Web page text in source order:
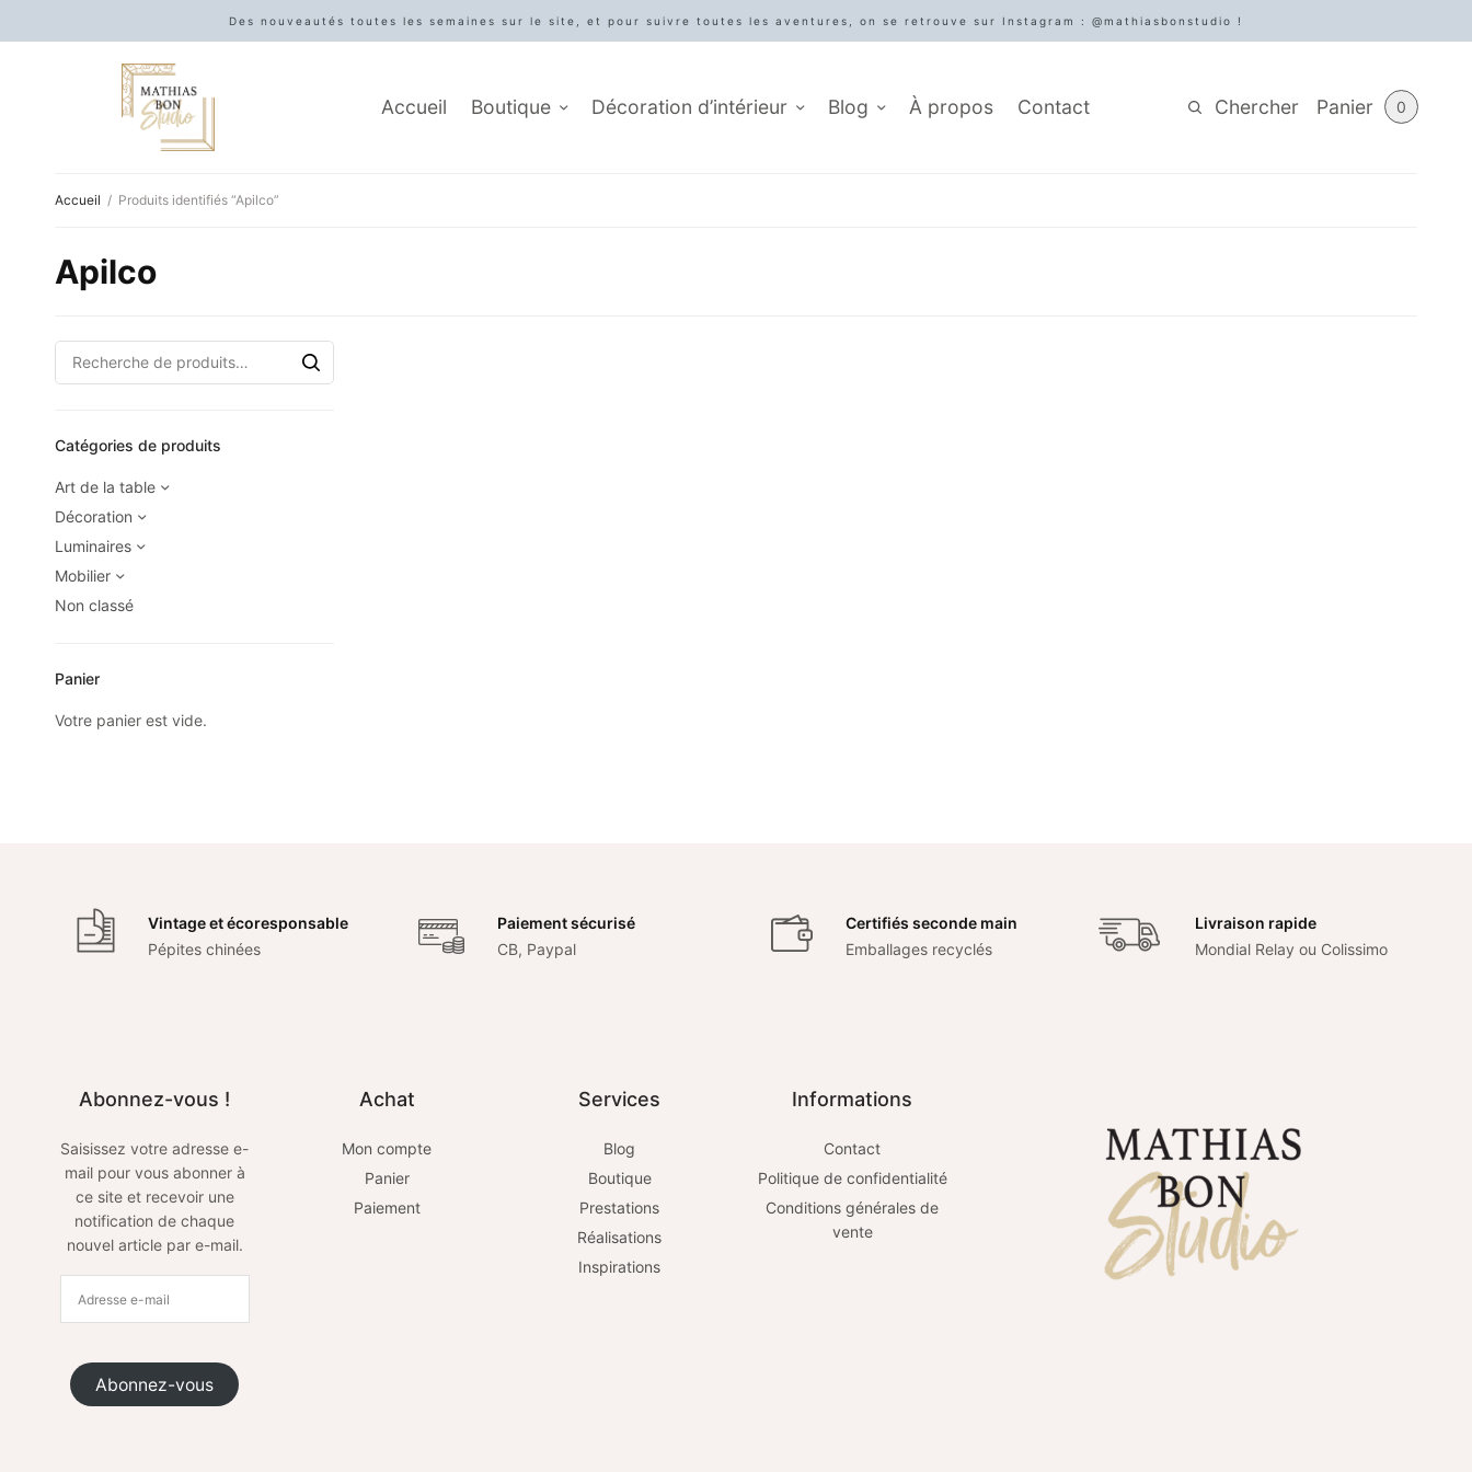
Des nouveautés toutes les semaines sur le site, et pour suivre toutes les aventures, on se retrouve sur Instagram : @mathiasbonstudio !
Accueil Boutique Décoration d’intérieur Blog À propos Contact Chercher Panier 0
Accueil / Produits identifiés “Apilco”
Apilco
Catégories de produits
Art de la table
Décoration
Luminaires
Mobilier
Non classé
Panier
Votre panier est vide.
Vintage et écoresponsable
Pépites chinées
Paiement sécurisé
CB, Paypal
Certifiés seconde main
Emballages recyclés
Livraison rapide
Mondial Relay ou Colissimo
Abonnez-vous !
Saisissez votre adresse e-
mail pour vous abonner à
ce site et recevoir une
notification de chaque
nouvel article par e-mail.
Abonnez-vous
Achat
Mon compte
Panier
Paiement
Services
Blog
Boutique
Prestations
Réalisations
Inspirations
Informations
Contact
Politique de confidentialité
Conditions générales de
vente